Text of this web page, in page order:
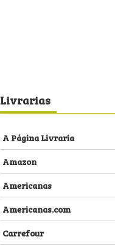
Livrarias
A Página Livraria
Amazon
Americanas
Americanas.com
Carrefour